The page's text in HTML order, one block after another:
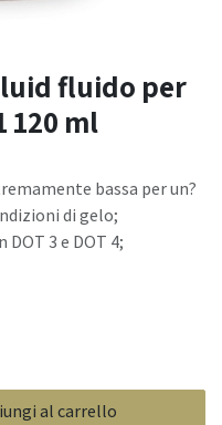
fluido per
120 ml
bassa per un?
di gelo;
DOT 3 e DOT 4;
al carrello